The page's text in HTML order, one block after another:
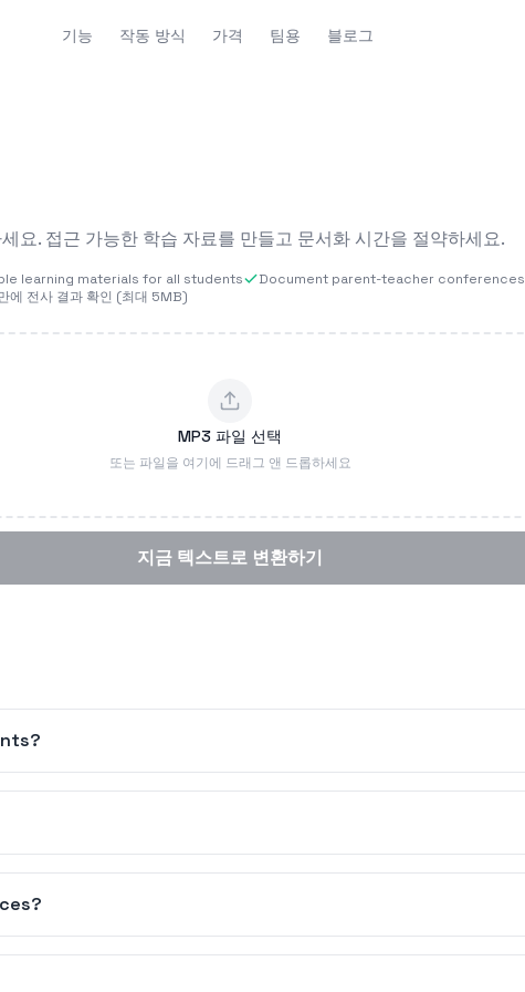
기능 작동 방식 가격 팀용 블로그
요. 접근 가능한 학습 자료를 만들고 문서화 시간을 절약하세요.
learning materials for all students Document parent-teacher conferences
에 전사 결과 확인 (최대 5MB)
MP3 파일 선택
또는 파일을 여기에 드래그 앤 드롭하세요
지금 텍스트로 변환하기